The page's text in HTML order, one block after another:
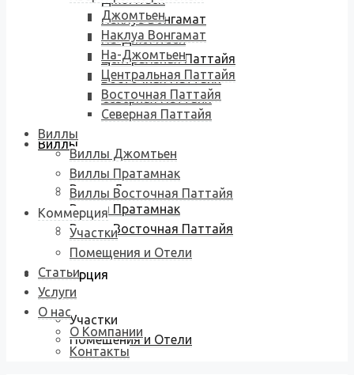
Наклуа Вонгамат
На-Джомтьен
Центральная Паттайя
Восточная Паттайя
Северная Паттайя
Виллы
Виллы Джомтьен
Виллы Пратамнак
Виллы Восточная Паттайя
Коммерция
Участки
Помещения и Отели
Джомтьен
Наклуа Вонгамат
На-Джомтьен
Центральная Паттайя
Восточная Паттайя
Северная Паттайя
Виллы
Виллы Джомтьен
Виллы Пратамнак
Виллы Восточная Паттайя
Коммерция
Участки
Помещения и Отели
Статьи
Услуги
О нас
О Компании
Контакты